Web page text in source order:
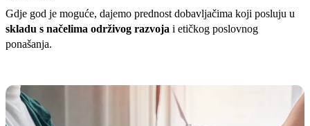
Gdje god je moguće, dajemo prednost dobavljačima koji posluju u
skladu s načelima održivog razvoja i etičkog poslovnog
ponašanja.